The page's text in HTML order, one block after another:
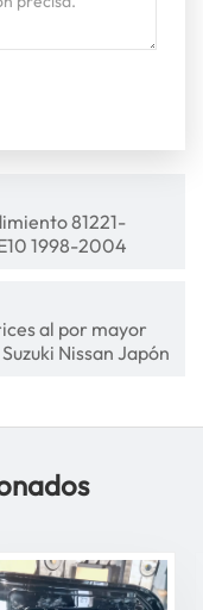
81221-
1998-2004
al por mayor
Nissan Japón